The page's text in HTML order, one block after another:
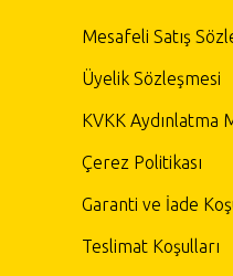
Mesafeli Satış
Üyelik Sözleşmesi
KVKK Aydınlatma
Çerez Politikası
Garanti ve İade
Teslimat Koşulları